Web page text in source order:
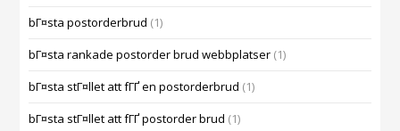
bГ¤sta postorderbrud (1)
bГ¤sta rankade postorder brud webbplatser (1)
bГ¤sta stГ¤llet att fГҐ en postorderbrud (1)
bГ¤sta stГ¤llet att fГҐ postorder brud (1)